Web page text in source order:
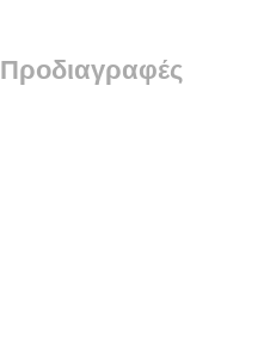
Προδιαγραφές